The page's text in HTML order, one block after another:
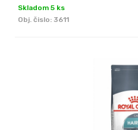
Skladom 5 ks
Obj. čislo: 3611